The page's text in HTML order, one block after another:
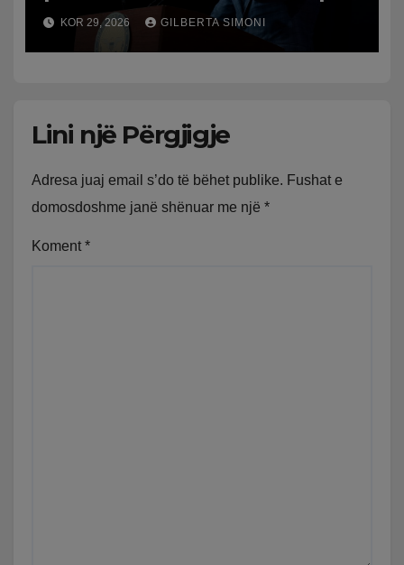
KOR 29, 2026 GILBERTA SIMONI
Lini një Përgjigje
Adresa juaj email s’do të bëhet publike. Fushat e
domosdoshme janë shënuar me një *
Koment *